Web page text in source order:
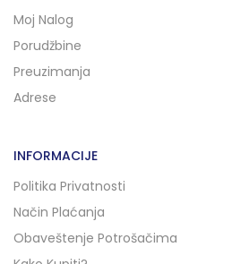
Moj Nalog
Porudžbine
Preuzimanja
Adrese
INFORMACIJE
Politika Privatnosti
Način Plaćanja
Obaveštenje Potrošačima